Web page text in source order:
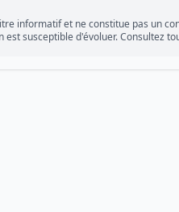
informatif et ne constitue pas un
est susceptible d'évoluer. Consultez